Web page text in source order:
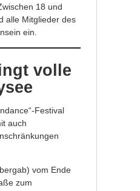
18 und
alle Mitglieder des
ein.
volle
Festival
auch
vom Ende
zum